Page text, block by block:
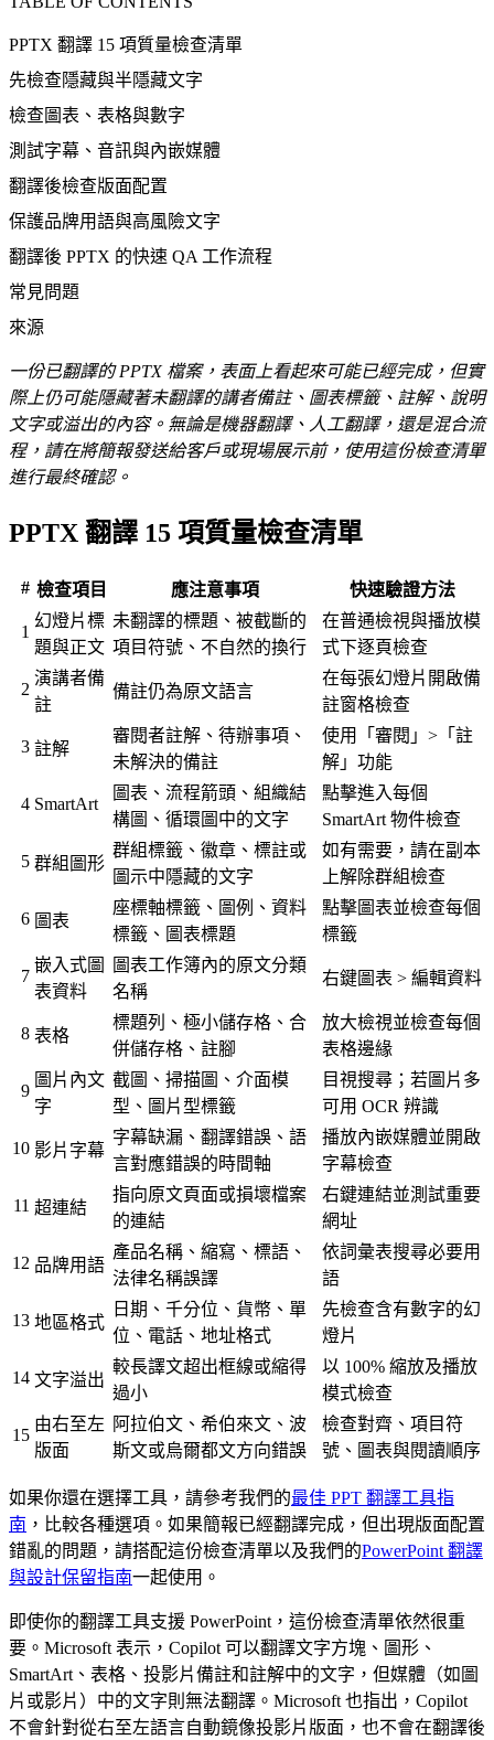
PPTX 翻譯 15 項質量檢查清單
先檢查隱藏與半隱藏文字
檢查圖表、表格與數字
測試字幕、音訊與內嵌媒體
翻譯後檢查版面配置
保護品牌用語與高風險文字
翻譯後 PPTX 的快速 QA 工作流程
常見問題
來源
一份已翻譯的 PPTX 檔案，表面上看起來可能已經完成，但實
際上仍可能隱藏著未翻譯的講者備註、圖表標籤、註解、說明
文字或溢出的內容。無論是機器翻譯、人工翻譯，還是混合流
程，請在將簡報發送給客戶或現場展示前，使用這份檢查清單
進行最終確認。
PPTX 翻譯 15 項質量檢查清單
# 檢查項目 應注意事項 快速驗證方法
1
幻燈片標
題與正文
未翻譯的標題、被截斷的
項目符號、不自然的換行
在普通檢視與播放模
式下逐頁檢查
2
演講者備
註
備註仍為原文語言
在每張幻燈片開啟備
註窗格檢查
3 註解
審閱者註解、待辦事項、
未解決的備註
使用「審閱」>「註
解」功能
4 SmartArt
圖表、流程箭頭、組織結
構圖、循環圖中的文字
點擊進入每個
SmartArt 物件檢查
5 群組圖形
群組標籤、徽章、標註或
圖示中隱藏的文字
如有需要，請在副本
上解除群組檢查
6 圖表
座標軸標籤、圖例、資料
標籤、圖表標題
點擊圖表並檢查每個
標籤
7
嵌入式圖
表資料
圖表工作簿內的原文分類
名稱
右鍵圖表 > 編輯資料
8 表格
標題列、極小儲存格、合
併儲存格、註腳
放大檢視並檢查每個
表格邊緣
9
圖片內文
字
截圖、掃描圖、介面模
型、圖片型標籤
目視搜尋；若圖片多
可用 OCR 辨識
10 影片字幕
字幕缺漏、翻譯錯誤、語
言對應錯誤的時間軸
播放內嵌媒體並開啟
字幕檢查
11 超連結
指向原文頁面或損壞檔案
的連結
右鍵連結並測試重要
網址
12 品牌用語
產品名稱、縮寫、標語、
法律名稱誤譯
依詞彙表搜尋必要用
語
13 地區格式
日期、千分位、貨幣、單
位、電話、地址格式
先檢查含有數字的幻
燈片
14 文字溢出
較長譯文超出框線或縮得
過小
以 100% 縮放及播放
模式檢查
15
由右至左
版面
阿拉伯文、希伯來文、波
斯文或烏爾都文方向錯誤
檢查對齊、項目符
號、圖表與閱讀順序
如果你還在選擇工具，請參考我們的最佳 PPT 翻譯工具指
南 ，比較各種選項。如果簡報已經翻譯完成，但出現版面配置
錯亂的問題，請搭配這份檢查清單以及我們的PowerPoint 翻譯
與設計保留指南一起使用。
即使你的翻譯工具支援 PowerPoint，這份檢查清單依然很重
要。Microsoft 表示，Copilot 可以翻譯文字方塊、圖形、
SmartArt、表格、投影片備註和註解中的文字，但媒體（如圖
片或影片）中的文字則無法翻譯。Microsoft 也指出，Copilot
不會針對從右至左語言自動鏡像投影片版面，也不會在翻譯後